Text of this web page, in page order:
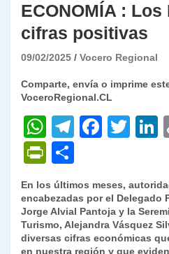
ECONOMÍA :
cifras positivas
09/02/2025 Vocero Regional
Comparte, envía o imprime
VoceroRegional.CL
W
h
at
s
A
p
T
gr
a
m
F
e
b
o
T
er
P
ri
nt
Fr
ie
m
p
ar
En los últimos meses,
encabezadas por el Delegado
Jorge Alvial Pantoja y la
Turismo, Alejandra Vásquez
diversas cifras económicas
en nuestra región y que